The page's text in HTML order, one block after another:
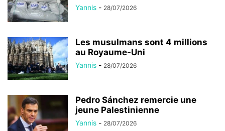
Yannis - 28/07/2026
Les musulmans sont 4 millions
au Royaume-Uni
Yannis - 28/07/2026
Pedro Sánchez remercie une
jeune Palestinienne
Yannis - 28/07/2026